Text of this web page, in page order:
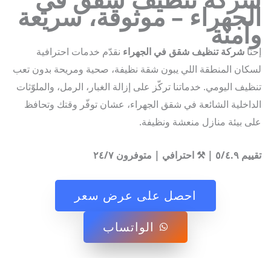
– موثوقة، سريعة
شركة تنظيف شقق في الجهراءنقدّم خدمات احترافية
المنطقة اللي يبون شقة نظيفة، صحية ومريحة بدون تعب
اليومي. خدماتنا تركّز على إزالة الغبار، الرمل، والملوّثات
الشائعة في شقق الجهراء، عشان توفّر وقتك وتحافظ
بيئة منازل منعشة ونظيفة.
| متوفرون ٢٤/٧
احصل على عرض سعر
الواتساب